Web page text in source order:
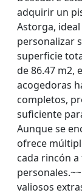
adquirir un
Astorga,
personalizar
superficie
de 86.47 m2,
acogedoras
completos,
suficiente
Aunque se
ofrece
cada rincón
valiosos